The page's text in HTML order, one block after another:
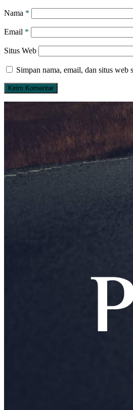
Nama *
Email *
Situs Web
Simpan nama, email, dan situs web